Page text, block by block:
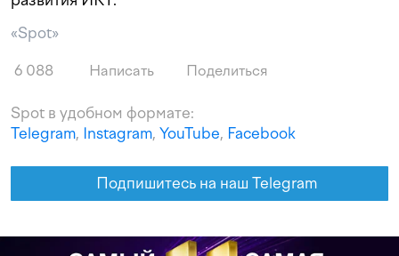
«Spot»
6 088 Написать Поделиться
Spot в удобном формате:
Telegram, Instagram, YouTube, Facebook
Подпишитесь на наш Telegram